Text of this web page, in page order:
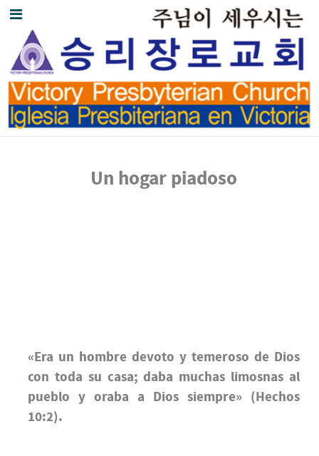
Un hogar piadoso
«Era un hombre devoto y temeroso de Dios
con toda su casa; daba muchas limosnas al
pueblo y oraba a Dios siempre» (Hechos
10:2).